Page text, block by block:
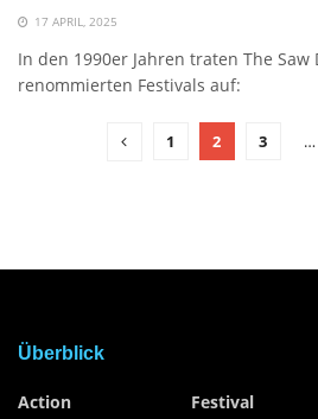
17 APRIL, 2025
In den 1990er Jahren traten The
renommierten Festivals auf:
1 2 3 …
Überblick
Action
Festival